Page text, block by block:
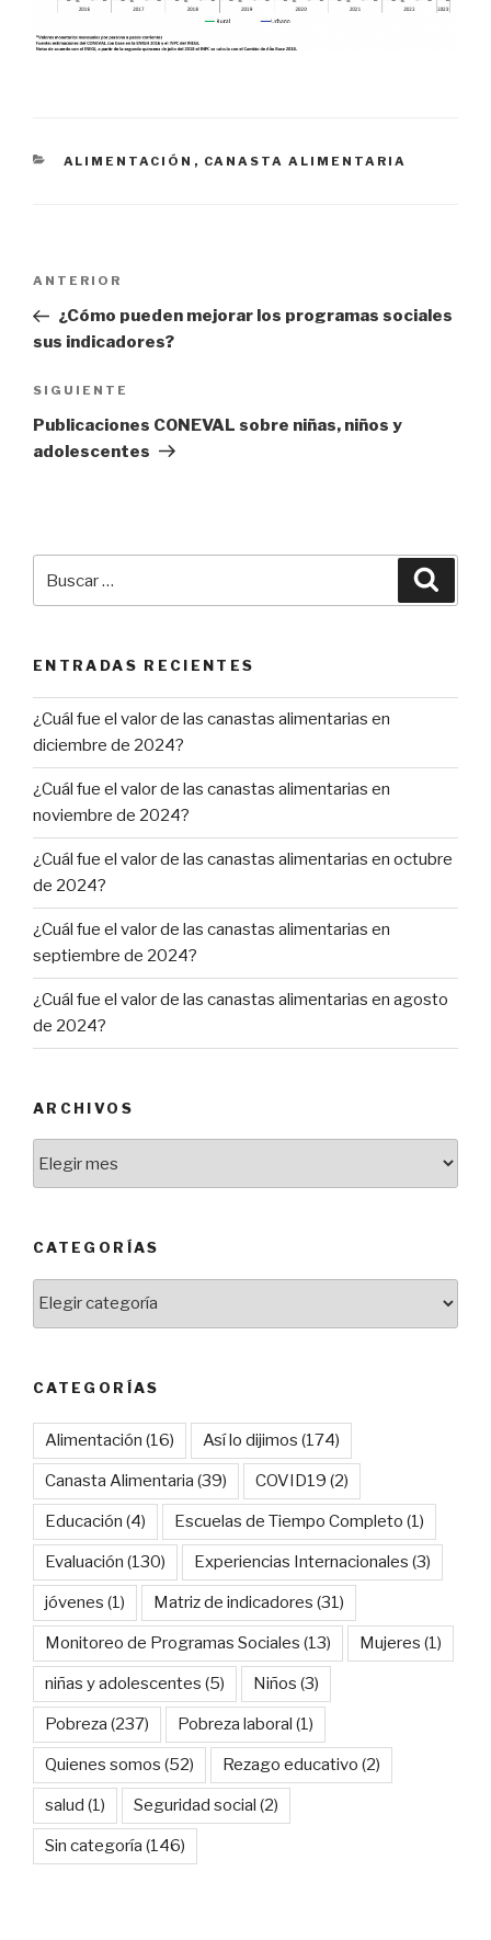
CATEGORÍAS
ALIMENTACIÓN , CANASTA ALIMENTARIA
Navegación
entradas
Entrada
anterior:
ANTERIOR
¿Cómo pueden mejorar los programas sociales
sus indicadores?
Siguiente
entrada
SIGUIENTE
Publicaciones CONEVAL sobre niñas, niños y
adolescentes
ENTRADAS RECIENTES
¿Cuál fue el valor de las canastas alimentarias en
diciembre de 2024?
¿Cuál fue el valor de las canastas alimentarias en
noviembre de 2024?
¿Cuál fue el valor de las canastas alimentarias en octubre
de 2024?
¿Cuál fue el valor de las canastas alimentarias en
septiembre de 2024?
¿Cuál fue el valor de las canastas alimentarias en agosto
de 2024?
ARCHIVOS
CATEGORÍAS
Categorías
CATEGORÍAS
Alimentación (16) Así lo dijimos (174)
Canasta Alimentaria (39) COVID19 (2)
Educación (4) Escuelas de Tiempo Completo (1)
Evaluación (130) Experiencias Internacionales (3)
jóvenes (1) Matriz de indicadores (31)
Monitoreo de Programas Sociales (13) Mujeres (1)
niñas y adolescentes (5) Niños (3)
Pobreza (237) Pobreza laboral (1)
Quienes somos (52) Rezago educativo (2)
salud (1) Seguridad social (2)
Sin categoría (146)